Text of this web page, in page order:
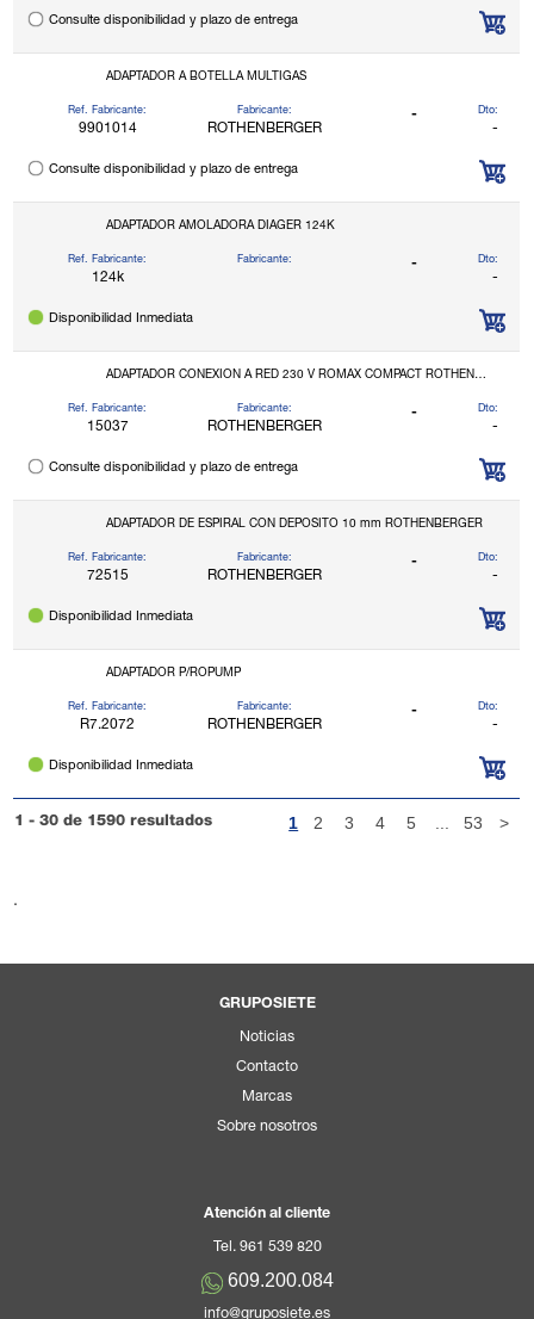
Consulte disponibilidad y plazo de entrega
ADAPTADOR A BOTELLA MULTIGAS
Ref. Fabricante:
9901014
Fabricante:
ROTHENBERGER
- Dto:
-
Consulte disponibilidad y plazo de entrega
ADAPTADOR AMOLADORA DIAGER 124K
Ref. Fabricante:
124k
Fabricante: - Dto:
-
Disponibilidad Inmediata
ADAPTADOR CONEXION A RED 230 V ROMAX COMPACT ROTHENBERGER
Ref. Fabricante:
15037
Fabricante:
ROTHENBERGER
- Dto:
-
Consulte disponibilidad y plazo de entrega
ADAPTADOR DE ESPIRAL CON DEPOSITO 10 mm ROTHENBERGER
Ref. Fabricante:
72515
Fabricante:
ROTHENBERGER
- Dto:
-
Disponibilidad Inmediata
ADAPTADOR P/ROPUMP
Ref. Fabricante:
R7.2072
Fabricante:
ROTHENBERGER
- Dto:
-
Disponibilidad Inmediata
1 - 30 de 1590 resultados 1 2 3 4 5 53 >
.
GRUPOSIETE
Noticias
Contacto
Marcas
Sobre nosotros
Atención al cliente
Tel. 961 539 820
609.200.084
info@gruposiete.es